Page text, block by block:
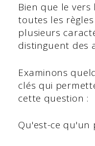
Bien que le
toutes les
plusieurs
distinguent des
Examinons
clés qui
cette question :
Qu'est-ce qu'un